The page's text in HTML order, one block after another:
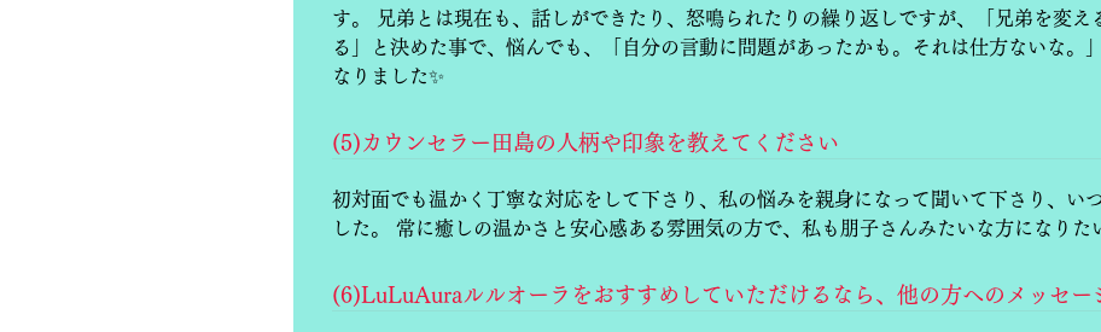
す。 兄弟とは現在も、話しができたり、怒鳴られたりの繰り返しですが、「兄弟を変え
る」と決めた事で、悩んでも、「自分の言動に問題があったかも。それは仕方ないな。
なりました✨
(5)カウンセラー田島の人柄や印象を教えてください
初対面でも温かく丁寧な対応をして下さり、私の悩みを親身になって聞いて下さり、い
した。 常に癒しの温かさと安心感ある雰囲気の方で、私も朋子さんみたいな方になりた
(6)LuLuAuraルルオーラをおすすめしていただけるなら、他の方へのメッセー